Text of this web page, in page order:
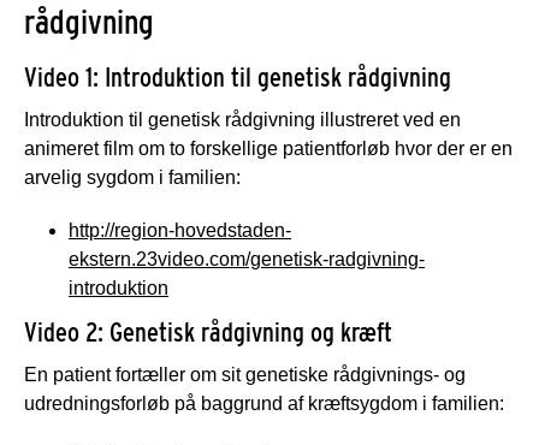
rådgivning
Video 1: Introduktion til genetisk rådgivning
Introduktion til genetisk rådgivning illustreret ved en
animeret film om to forskellige patientforløb hvor der er en
arvelig sygdom i familien:
http://region-hovedstaden-
ekstern.23video.com/genetisk-radgivning-
introduktion
Video 2: Genetisk rådgivning og kræft
En patient fortæller om sit genetiske rådgivnings- og
udredningsforløb på baggrund af kræftsygdom i familien: